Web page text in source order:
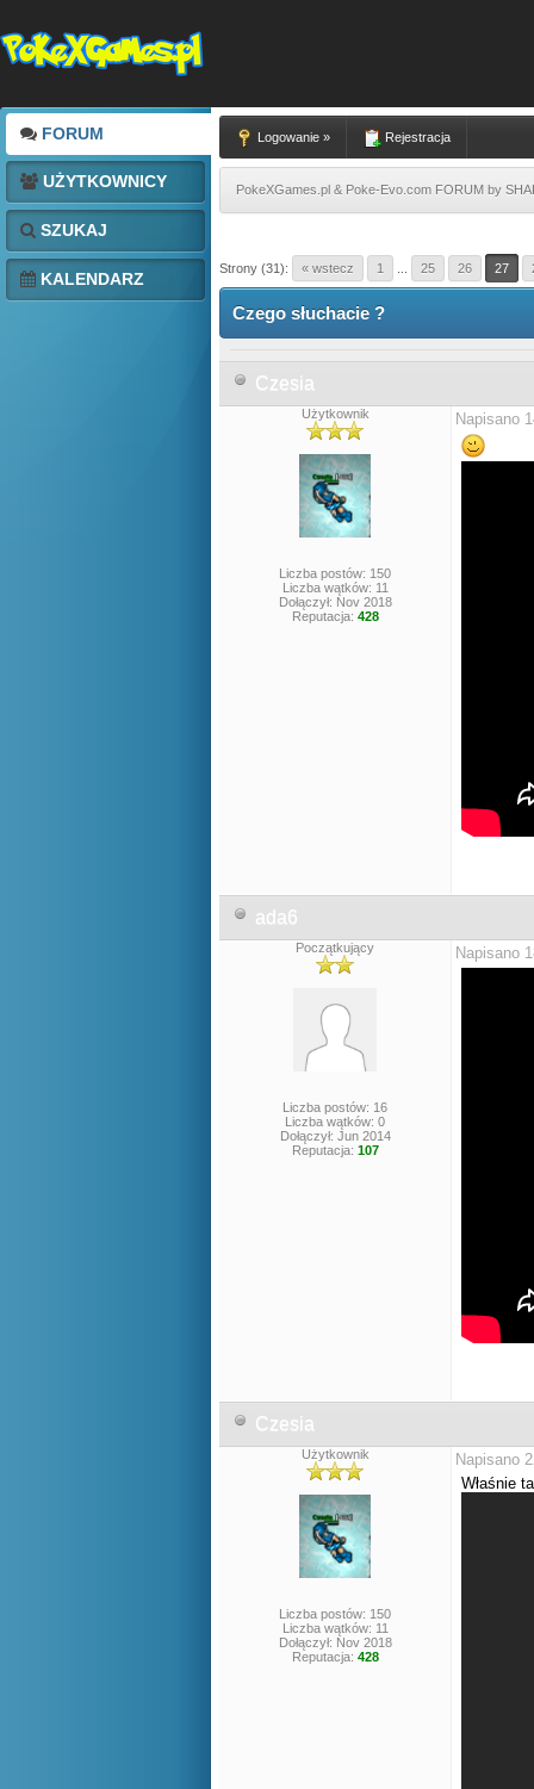
FORUM
UŻYTKOWNICY
SZUKAJ
KALENDARZ
Logowanie » Rejestracja
PokeXGames.pl & Poke-Evo.com FORUM by
Strony (31): « wstecz 1 25 26 27
Czego słuchacie ?
Czesia
Użytkownik
Liczba postów: 150
Liczba wątków: 11
Dołączył: Nov 2018
Reputacja: 428
Napisano
ada6
Początkujący
Liczba postów: 16
Liczba wątków: 0
Dołączył: Jun 2014
Reputacja: 107
Napisano
Czesia
Użytkownik
Liczba postów: 150
Liczba wątków: 11
Dołączył: Nov 2018
Reputacja: 428
Napisano
Właśnie